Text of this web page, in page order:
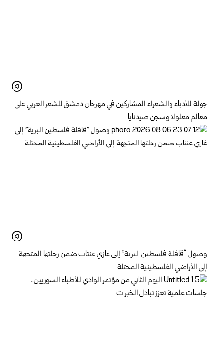
جولة للأدباء والشعراء المشاركين في مهرجان دمشق للشعر العربي على
معالم معلولا وسجن صيدنايا
وصول “قافلة فلسطين البرية” إلى غازي عنتاب ضمن رحلتها المتجهة
إلى الأراضي الفلسطينية المحتلة